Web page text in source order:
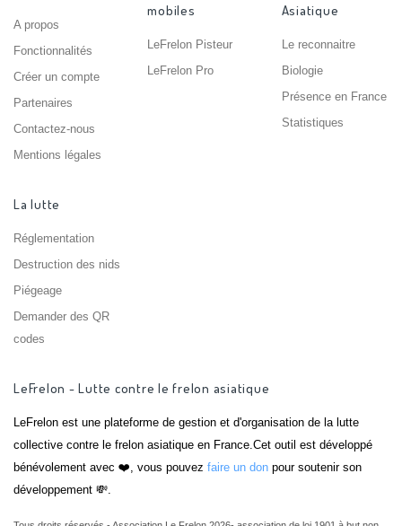
A propos
Fonctionnalités
Créer un compte
Partenaires
Contactez-nous
Mentions légales
mobiles
LeFrelon Pisteur
LeFrelon Pro
Asiatique
Le reconnaitre
Biologie
Présence en France
Statistiques
La lutte
Réglementation
Destruction des nids
Piégeage
Demander des QR
codes
LeFrelon - Lutte contre le frelon asiatique
LeFrelon est une plateforme de gestion et d'organisation de la lutte
collective contre le frelon asiatique en France.Cet outil est développé
bénévolement avec ❤️, vous pouvez faire un don pour soutenir son
développement 💸.